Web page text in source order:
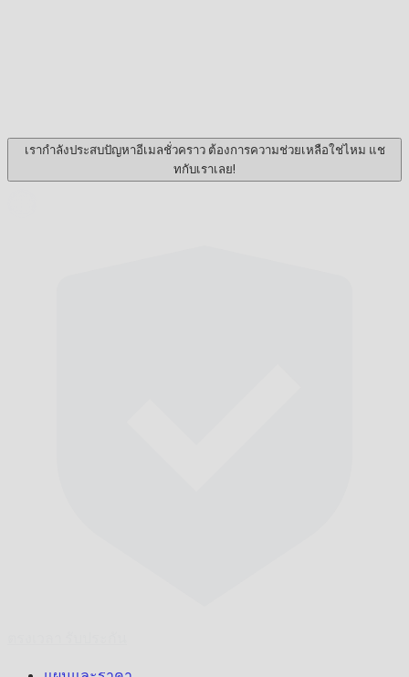
เรากำลังประสบปัญหาอีเมลชั่วคราว ต้องการความช่วยเหลือใช่ไหม แช
ทกับเราเลย!